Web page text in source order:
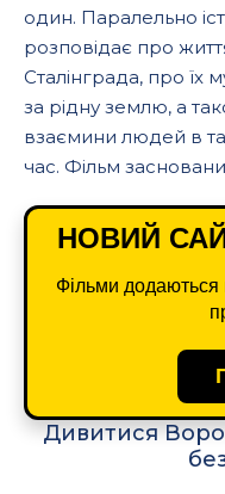
один. Паралельно
розповідає про
Сталінграда, про їх
за рідну землю, а
взаємини людей в
час. Фільм
НОВИЙ
Фільми
Дивитися